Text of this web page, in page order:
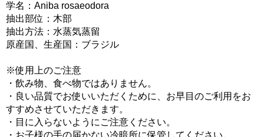
学名：Aniba rosaeodora
抽出部位：木部
抽出方法：水蒸気蒸留
原産国、生産国：ブラジル
※使用上のご注意
・飲み物、食べ物ではありません。
・良い品質でお使いいただくために、お早目のご利用をお
すすめさせていただきます。
・目に入らないようにご注意ください。